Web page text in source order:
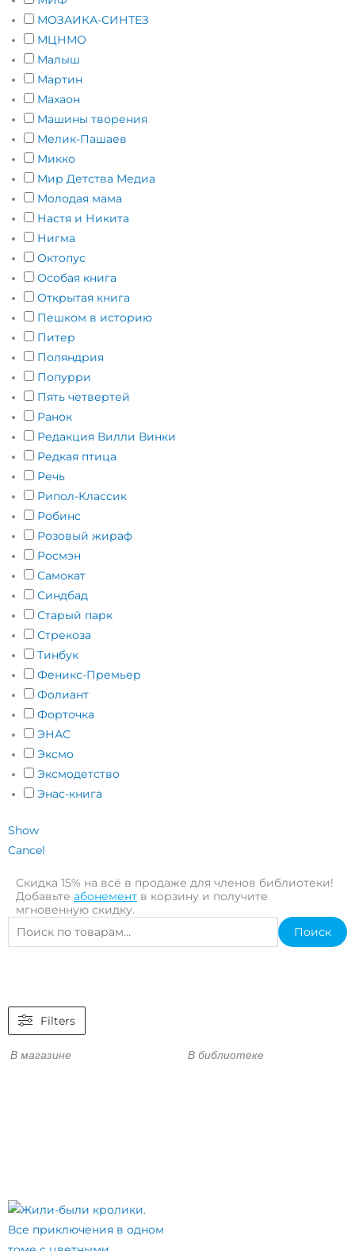
МОЗАИКА-СИНТЕЗ
МЦНМО
Малыш
Мартин
Махаон
Машины творения
Мелик-Пашаев
Микко
Мир Детства Медиа
Молодая мама
Настя и Никита
Нигма
Октопус
Особая книга
Открытая книга
Пешком в историю
Питер
Поляндрия
Попурри
Пять четвертей
Ранок
Редакция Вилли Винки
Редкая птица
Речь
Рипол-Классик
Робинс
Розовый жираф
Росмэн
Самокат
Синдбад
Старый парк
Стрекоза
Тинбук
Феникс-Премьер
Фолиант
Форточка
ЭНАС
Эксмо
Эксмодетство
Энас-книга
Show
Cancel
Скидка 15% на всё в продаже для членов библиотеки!
Добавьте абонемент в корзину и получите
мгновенную скидку.
Искать:
Поиск
Filters
В магазине В библиотеке